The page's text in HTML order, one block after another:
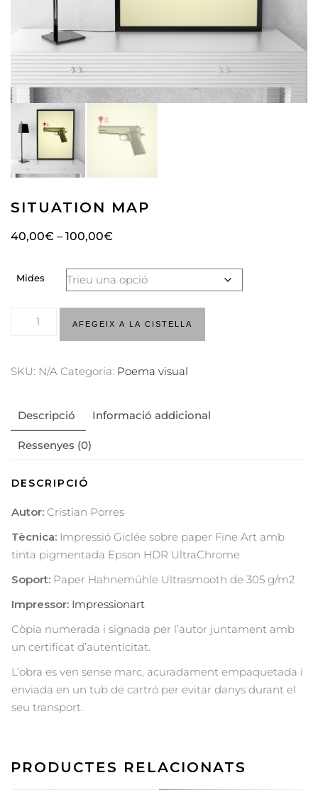
SITUATION MAP
40,00€ – 100,00€
Mides
AFEGEIX A LA CISTELLA
SKU: N/A Categoria: Poema visual
Descripció Informació addicional
Ressenyes (0)
DESCRIPCIÓ
Autor: Cristian Porres
Tècnica: Impressió Giclée sobre paper Fine Art amb
tinta pigmentada Epson HDR UltraChrome
Soport: Paper Hahnemühle Ultrasmooth de 305 g/m2
Impressor: Impressionart
Còpia numerada i signada per l’autor juntament amb
un certificat d’autenticitat.
L’obra es ven sense marc, acuradament empaquetada i
enviada en un tub de cartró per evitar danys durant el
seu transport.
PRODUCTES RELACIONATS